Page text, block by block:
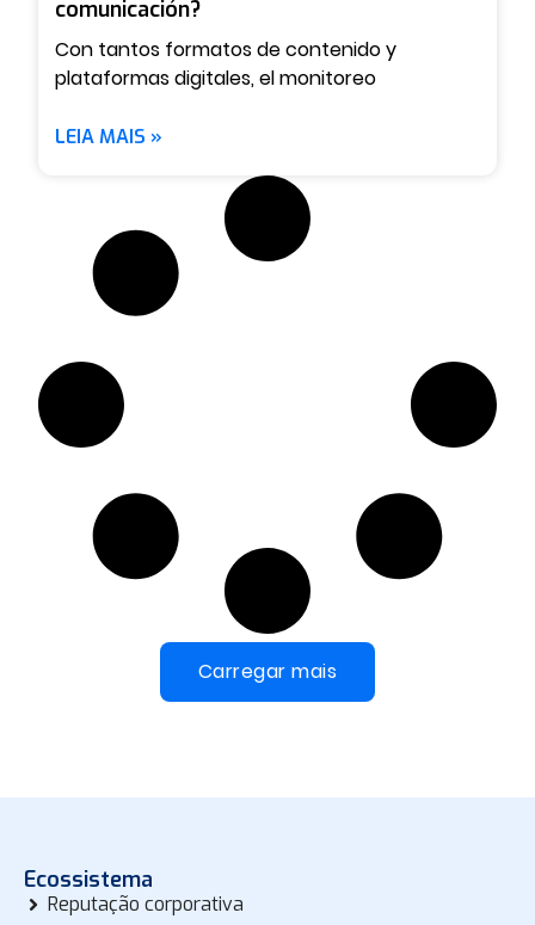
comunicación?
Con tantos formatos de contenido y
plataformas digitales, el monitoreo
LEIA MAIS »
Carregar mais
Ecossistema
Reputação corporativa